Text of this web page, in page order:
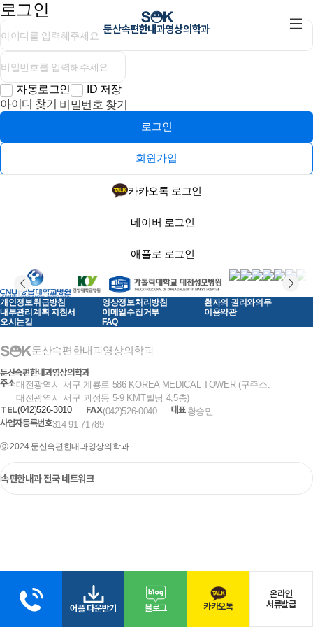
둔산속편한내과영상의학과
로그인
자동로그인
ID 저장
아이디 찾기
비밀번호 찾기
로그인
회원가입
카카오톡 로그인
네이버 로그인
애플로 로그인
개인정보취급방침 영상정보처리방침
환자의 권리와의무
내부관리계획 지침서
이메일수집거부
이용약관
오시는길
FAQ
둔산속편한내과영상의학과
둔산속편한내과영상의학과
주소대전광역시 서구 계룡로 586 KOREA MEDICAL TOWER (구주소:
대전광역시 서구 괴정동 5-9 KMT빌딩 4,5층)
TEL(042)526-3010 FAX(042)526-0040 대표 황승민
사업자등록번호314-91-71789
ⓒ 2024 둔산속편한내과영상의학과
어플 다운받기 블로그 카카오톡
온라인
서류발급